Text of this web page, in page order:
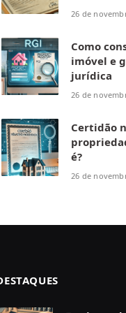
26 de
Como
imóvel e
jurídica
26 de
Certidão
é?
26 de